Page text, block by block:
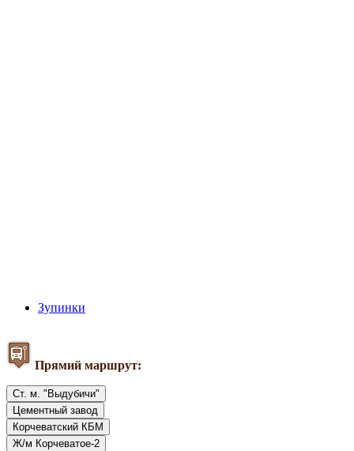
Зупинки
Прямий маршрут:
Ст. м. "Выдубичи"
Цементный завод
Корчеватский КБМ
Ж/м Корчеватое-2